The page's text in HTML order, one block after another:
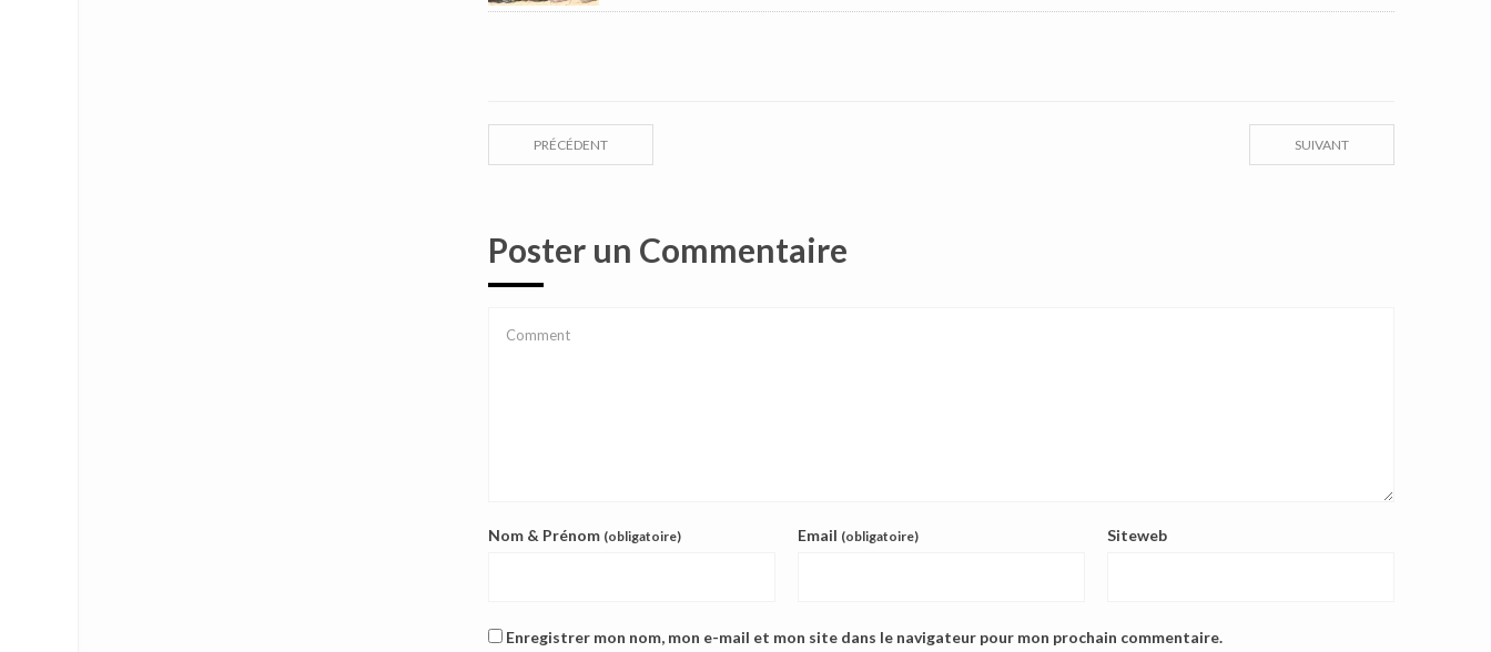
SUIVANT
PRÉCÉDENT
Poster un Commentaire
Nom & Prénom (obligatoire) Email (obligatoire) Siteweb
Enregistrer mon nom, mon e-mail et mon site dans le navigateur pour mon prochain commentaire.